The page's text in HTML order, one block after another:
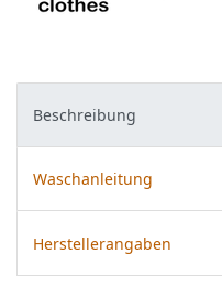
Beschreibung
Waschanleitung
Herstellerangaben